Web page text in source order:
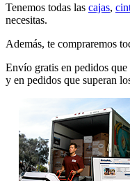
Tenemos todas las cajas,
necesitas.
Además, te compraremos
Envío gratis en pedidos
y en pedidos que superan